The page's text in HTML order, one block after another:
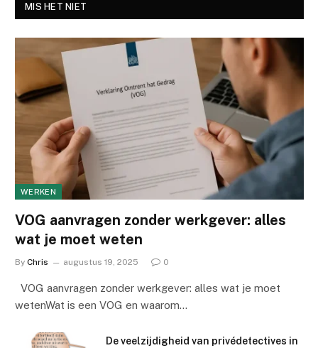
MIS HET NIET
WERKEN
VOG aanvragen zonder werkgever: alles
wat je moet weten
By Chris augustus 19, 2025 0
VOG aanvragen zonder werkgever: alles wat je moet
wetenWat is een VOG en waarom…
De veelzijdigheid van privédetectives in